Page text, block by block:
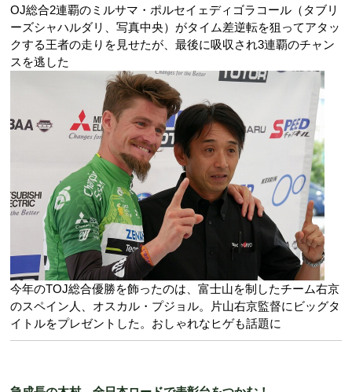
OJ総合2連覇のミルサマ・ポルセイェディゴラコール（タブリ
ーズシャハルダリ、写真中央）がタイム差逆転を狙ってアタッ
クする王者の走りを見せたが、最後に吸収され3連覇のチャン
スを逃した
今年のTOJ総合優勝を飾ったのは、富士山を制したチーム右京
のスペイン人、オスカル・プジョル。片山右京監督にビッグタ
イトルをプレゼントした。おしゃれなヒゲも話題に